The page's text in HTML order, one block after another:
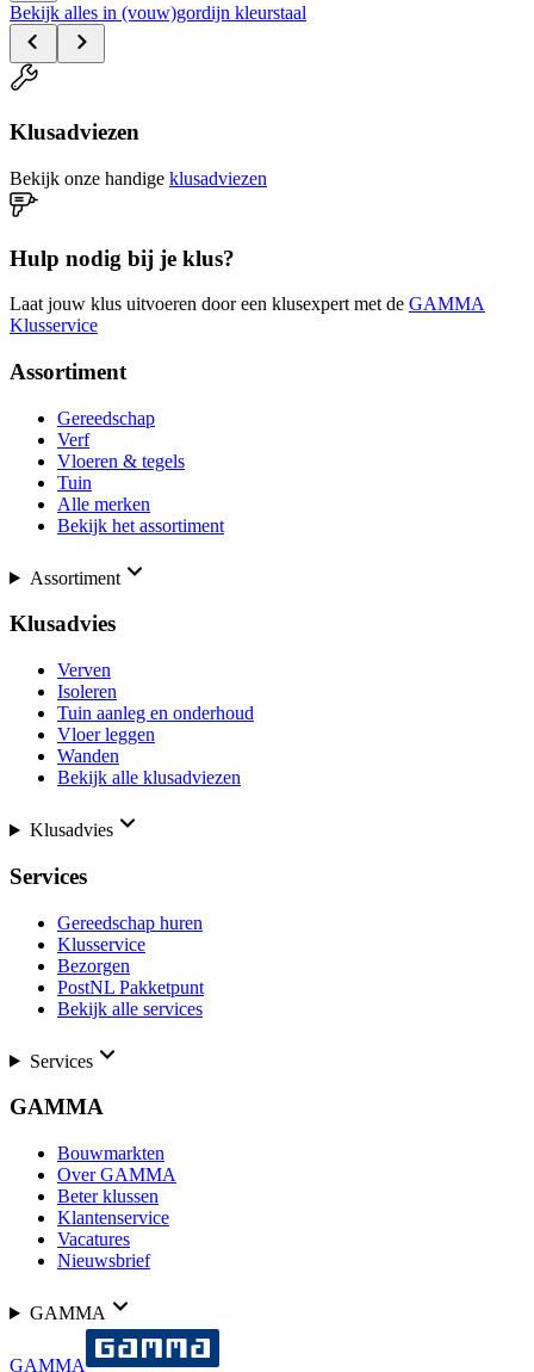
Bekijk alles in (vouw)gordijn kleurstaal
Klusadviezen
Bekijk onze handige klusadviezen
Hulp nodig bij je klus?
Laat jouw klus uitvoeren door een klusexpert met de GAMMA
Klusservice
Assortiment
Gereedschap
Verf
Vloeren & tegels
Tuin
Alle merken
Bekijk het assortiment
Assortiment
Klusadvies
Verven
Isoleren
Tuin aanleg en onderhoud
Vloer leggen
Wanden
Bekijk alle klusadviezen
Klusadvies
Services
Gereedschap huren
Klusservice
Bezorgen
PostNL Pakketpunt
Bekijk alle services
Services
GAMMA
Bouwmarkten
Over GAMMA
Beter klussen
Klantenservice
Vacatures
Nieuwsbrief
GAMMA
GAMMA